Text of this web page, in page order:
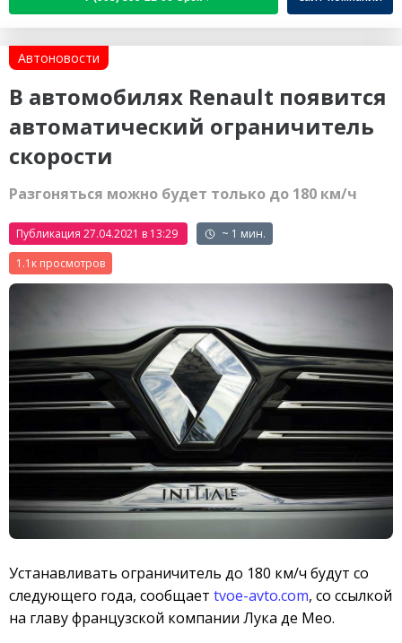
Автоновости
В автомобилях Renault появится
автоматический ограничитель
скорости
Разгоняться можно будет только до 180 км/ч
Публикация 27.04.2021 в 13:29
~ 1 мин.
1.1к
Устанавливать ограничитель до 180 км/ч будут со
следующего года, сообщает tvoe-avto.com, со ссылкой
на главу французской компании Лука де Мео.